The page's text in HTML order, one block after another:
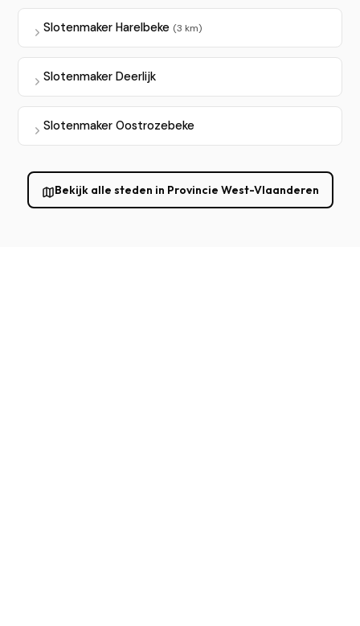
Slotenmaker Harelbeke (3 km)
Slotenmaker Deerlijk
Slotenmaker Oostrozebeke
Bekijk alle steden in Provincie West-Vlaanderen